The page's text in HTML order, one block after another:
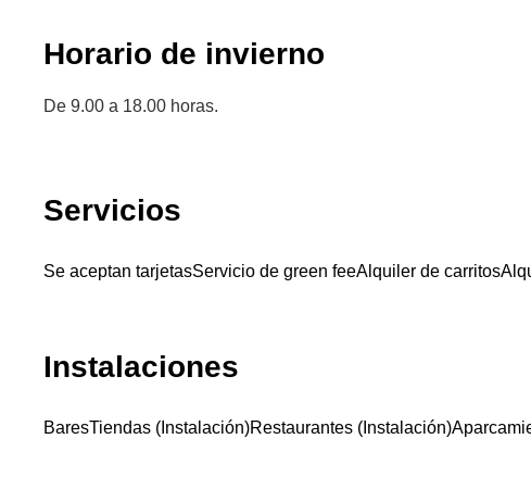
Horario de invierno
De 9.00 a 18.00 horas.
Servicios
Se aceptan tarjetasServicio de green feeAlquiler de carritos
Instalaciones
BaresTiendas (Instalación)Restaurantes (Instalación)